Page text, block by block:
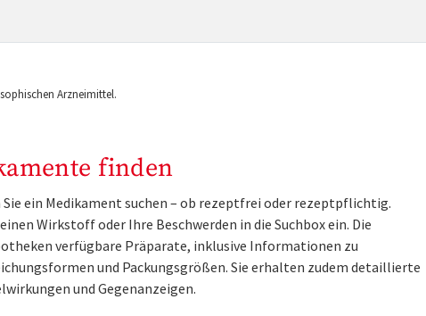
Arzneimittel.
finden
ein Medikament suchen – ob rezeptfrei oder rezeptpflichtig.
Wirkstoff oder Ihre Beschwerden in die Suchbox ein. Die
verfügbare Präparate, inklusive Informationen zu
und Packungsgrößen. Sie erhalten zudem detaillierte
und Gegenanzeigen.